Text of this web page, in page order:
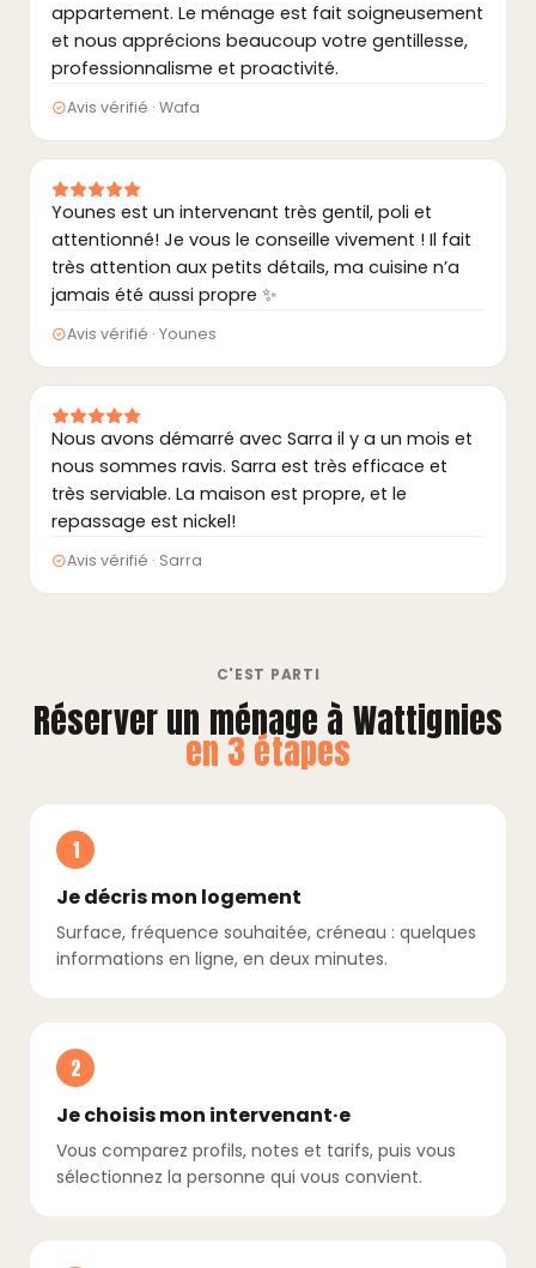
appartement. Le ménage est fait soigneusement
et nous apprécions beaucoup votre gentillesse,
professionnalisme et proactivité.
Avis vérifié · Wafa
Younes est un intervenant très gentil, poli et
attentionné! Je vous le conseille vivement ! Il fait
très attention aux petits détails, ma cuisine n’a
jamais été aussi propre ✨
Avis vérifié · Younes
Nous avons démarré avec Sarra il y a un mois et
nous sommes ravis. Sarra est très efficace et
très serviable. La maison est propre, et le
repassage est nickel!
Avis vérifié · Sarra
C'EST PARTI
Réserver un ménage à Wattignies
en 3 étapes
1
Je décris mon logement
Surface, fréquence souhaitée, créneau : quelques
informations en ligne, en deux minutes.
2
Je choisis mon intervenant·e
Vous comparez profils, notes et tarifs, puis vous
sélectionnez la personne qui vous convient.